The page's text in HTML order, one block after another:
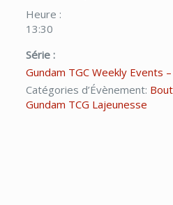
Heure :
13:30
Série :
Gundam TGC Weekly Events
Catégories d’Évènement:
Gundam TCG Lajeunesse